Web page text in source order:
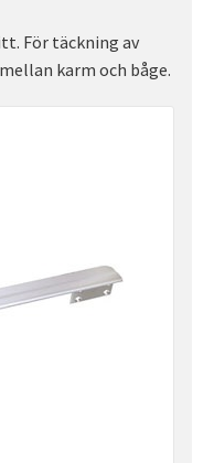
För täckning av
karm och båge.